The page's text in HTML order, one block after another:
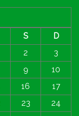
S
D
2
3
9
10
16
17
23
24